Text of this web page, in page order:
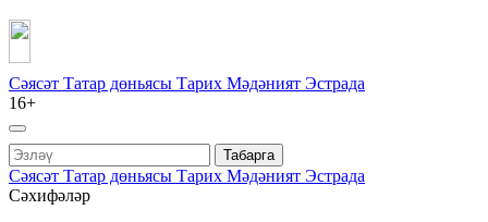
Сәясәт Татар дөньясы Тарих Мәдәният Эстрада
16+
Табарга
Сәясәт Татар дөньясы Тарих Мәдәният Эстрада
Сәхифәләр